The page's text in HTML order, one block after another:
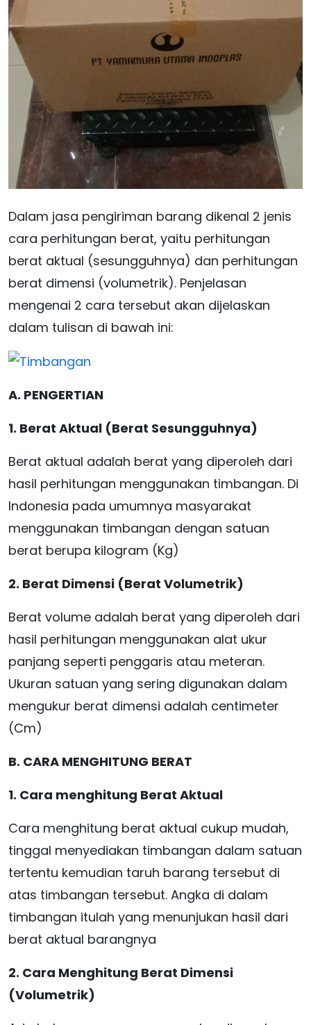
Dalam jasa pengiriman barang dikenal 2 jenis
cara perhitungan berat, yaitu perhitungan
berat aktual (sesungguhnya) dan perhitungan
berat dimensi (volumetrik). Penjelasan
mengenai 2 cara tersebut akan dijelaskan
dalam tulisan di bawah ini:
A. PENGERTIAN
1. Berat Aktual (Berat Sesungguhnya)
Berat aktual adalah berat yang diperoleh dari
hasil perhitungan menggunakan timbangan. Di
Indonesia pada umumnya masyarakat
menggunakan timbangan dengan satuan
berat berupa kilogram (Kg)
2. Berat Dimensi (Berat Volumetrik)
Berat volume adalah berat yang diperoleh dari
hasil perhitungan menggunakan alat ukur
panjang seperti penggaris atau meteran.
Ukuran satuan yang sering digunakan dalam
mengukur berat dimensi adalah centimeter
(Cm)
B. CARA MENGHITUNG BERAT
1. Cara menghitung Berat Aktual
Cara menghitung berat aktual cukup mudah,
tinggal menyediakan timbangan dalam satuan
tertentu kemudian taruh barang tersebut di
atas timbangan tersebut. Angka di dalam
timbangan itulah yang menunjukan hasil dari
berat aktual barangnya
2. Cara Menghitung Berat Dimensi
(Volumetrik)